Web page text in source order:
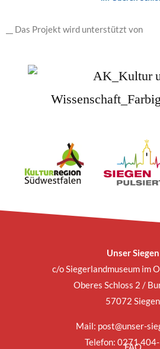
__ Das Projekt wird unterstützt von
Unser Siegen
c/o Siegerlandmuseum im
Oberes Schloss 2 /
57072 Siegen
Mail: post@unser-
Telefon: 0271
FAQ